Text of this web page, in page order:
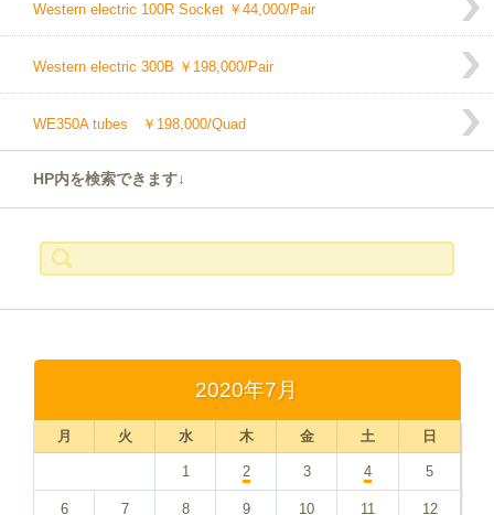
Western electric 100R Socket ￥44,000/Pair
Western electric 300B ￥198,000/Pair
WE350A tubes ￥198,000/Quad
HP内を検索できます↓
索:
2020年7月
月 火 水 木 金 土 日
1 2 3 4 5
6 7 8 9 10 11 12